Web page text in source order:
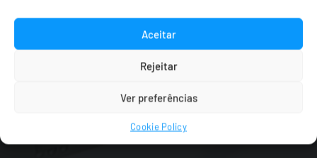
Aceitar
Rejeitar
Ver preferências
Cookie Policy
Lighting Solutions
control systems and intelligent poles.